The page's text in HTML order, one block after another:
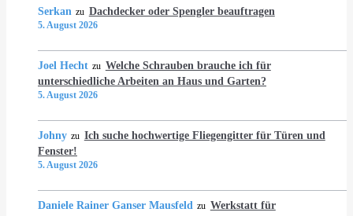
Serkan zu Dachdecker oder Spengler beauftragen
5. August 2026
Joel Hecht zu Welche Schrauben brauche ich für
unterschiedliche Arbeiten an Haus und Garten?
5. August 2026
Johny zu Ich suche hochwertige Fliegengitter für Türen und
Fenster!
5. August 2026
Daniele Rainer Ganser Mausfeld zu Werkstatt für